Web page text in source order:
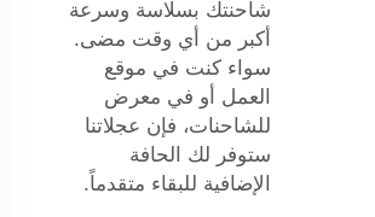
شاحنتك بسلاسة وسرعة
أكبر من أي وقت مضى.
سواء كنت في موقع
العمل أو في معرض
للشاحنات، فإن عجلاتنا
ستوفر لك الحافة
الإضافية للبقاء متقدماً.